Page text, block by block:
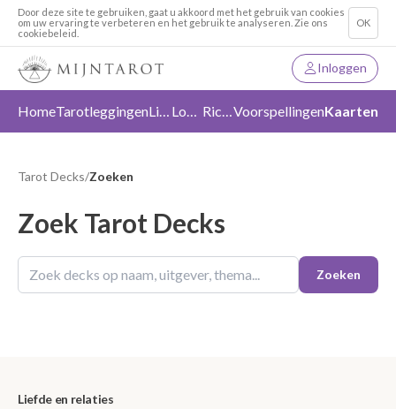
Door deze site te gebruiken, gaat u akkoord met het gebruik van cookies
om uw ervaring te verbeteren en het gebruik te analyseren. Zie ons
cookiebeleid.
OK
Inloggen
HomeTarotleggingen Liefde Loslaten RichtingVoorspellingenKaarten
Tarot Decks/Zoeken
Zoek Tarot Decks
Zoeken
Liefde en relaties